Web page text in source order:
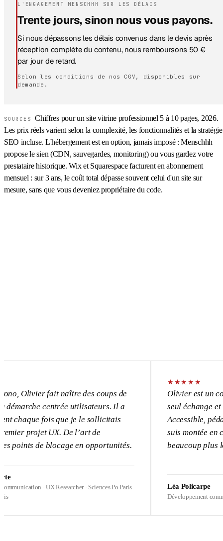
L'ENGAGEMENT MENSCHHH SUR LES DÉLAIS
Trente jours, sinon nous vous payons.
Si nous dépassons les délais convenus dans le devis après
réception complète du contenu, nous remboursons 50 €
par jour de retard.
Selon les conditions de nos CGV, disponibles sur
demande.
SOURCESChiffres pour un site vitrine professionnel 5 à 10 pages, 2026.
Les prix réels varient selon la complexité, les fonctionnalités et la stratégie
SEO incluse. L'hébergement est en option, jamais imposé : Menschhh
propose le sien (CDN, sauvegardes, monitoring) ou vous gardez votre
prestataire historique. Wix et Squarespace facturent en abonnement
mensuel : sur 3 ans, le coût total dépasse souvent celui d'un site sur
mesure, sans que vous deveniez propriétaire du code.
fait naître des coups de
centrée utilisateurs. Il a
fois que je le sollicitais
UX. De l’art de
de blocage en opportunités.
· UX Researcher · Sciences Po Paris
★
Olivier est un
seul échange et l’UX
Accessible,
suis montée en
beaucoup plus loin sur
Léa Policarpe
Développement commercial ·